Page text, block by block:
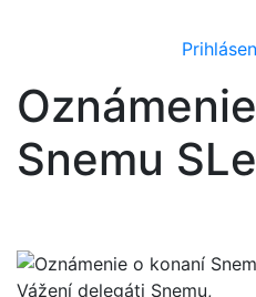
Snemu
Vážení delegáti Snemu,